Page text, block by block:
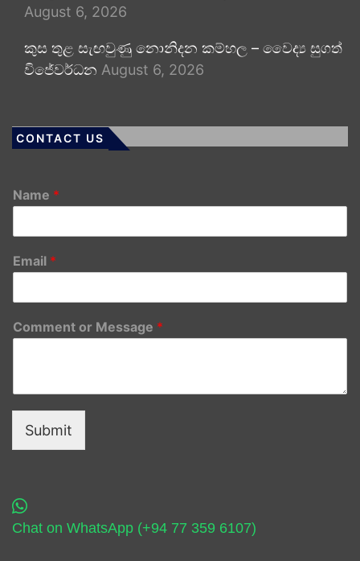
August 6, 2026
කුස තුළ සැඟවුණු නොනිදන කම්හල – වෛද්‍ය සුගත්
විජේවර්ධන August 6, 2026
CONTACT US
Name *
Email *
Comment or Message *
Submit
Chat on WhatsApp (+94 77 359 6107)